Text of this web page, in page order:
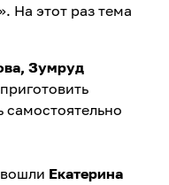
На этот раз тема
Зумруд
Екатерина